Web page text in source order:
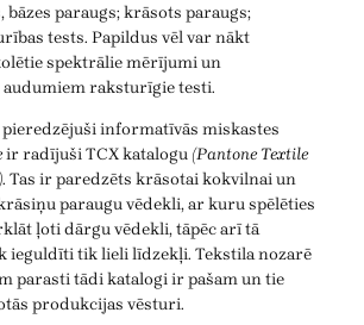
bāzes paraugs; krāsots paraugs;
tests. Papildus vēl var nākt
spektrālie mērījumi un
raksturīgie testi.
pieredzējuši informatīvās miskastes
ir radījuši TCX katalogu (Pantone Textile
. Tas ir paredzēts krāsotai kokvilnai un
paraugu vēdekli, ar kuru spēlēties
ļoti dārgu vēdekli, tāpēc arī tā
ieguldīti tik lieli līdzekļi. Tekstila nozarē
parasti tādi katalogi ir pašam un tie
produkcijas vēsturi.